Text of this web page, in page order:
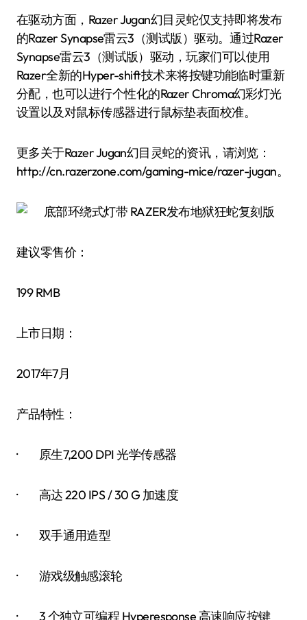
在驱动方面，Razer Jugan幻目灵蛇仅支持即将发布
的Razer Synapse雷云3（测试版）驱动。通过Razer
Synapse雷云3（测试版）驱动，玩家们可以使用
Razer全新的Hyper-shift技术来将按键功能临时重新
分配，也可以进行个性化的Razer Chroma幻彩灯光
设置以及对鼠标传感器进行鼠标垫表面校准。
更多关于Razer Jugan幻目灵蛇的资讯，请浏览：
http://cn.razerzone.com/gaming-mice/razer-jugan。
建议零售价：
199 RMB
上市日期：
2017年7月
产品特性：
· 原生7,200 DPI 光学传感器
· 高达 220 IPS / 30 G 加速度
· 双手通用造型
· 游戏级触感滚轮
· 3 个独立可编程 Hyperesponse 高速响应按键